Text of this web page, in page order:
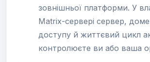
зовнішньої платформи. У
Matrix-сервері сервер,
доступу й життєвий цикл
контролюєте ви або ваша